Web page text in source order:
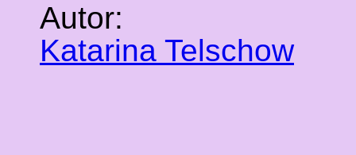
Autor:
Katarina Telschow